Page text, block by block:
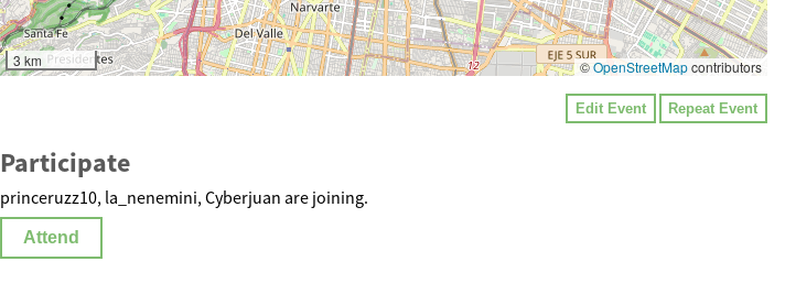
3 km ©OpenStreetMapcontributors
Edit Event Repeat Event
Participate
princeruzz10, la_nenemini, Cyberjuan are joining.
Attend